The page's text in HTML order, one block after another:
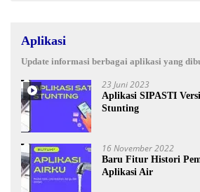
Aplikasi
Update informasi berbagai aplikasi yang
23 Juni 2023
Aplikasi SIPASTI
Stunting
16 November 2022
Baru Fitur Histori
Aplikasi Air